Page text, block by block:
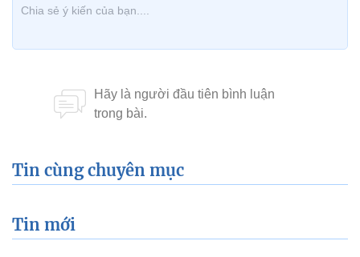
Tin cùng chuyên mục
Tin mới